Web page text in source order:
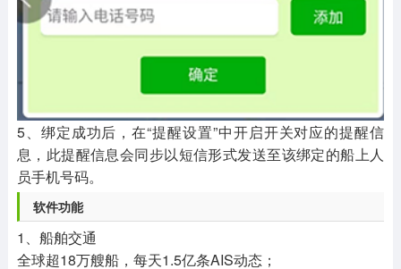
5、绑定成功后，在“提醒设置”中开启开关对应的提醒信
息，此提醒信息会同步以短信形式发送至该绑定的船上人
员手机号码。
软件功能
1、船舶交通
全球超18万艘船，每天1.5亿条AIS动态；